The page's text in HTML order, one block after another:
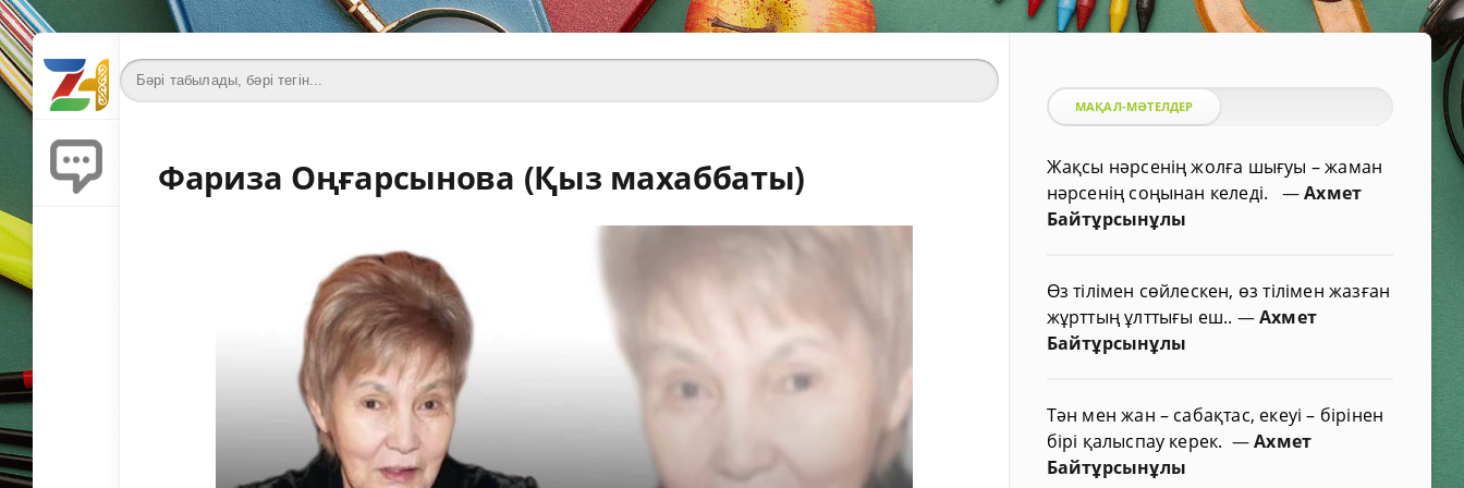
Фариза Оңғарсынова (Қыз махаббаты)
МАҚАЛ-МӘТЕЛДЕР
Жақсы нәрсенің жолға шығуы – жаман
нәрсенің соңынан келеді. —Ахмет
Байтұрсынұлы
Өз тілімен сөйлескен, өз тілімен жазған
жұрттың ұлттығы еш.. —Ахмет
Байтұрсынұлы
Тән мен жан – сабақтас, екеуі – бірінен
бірі қалыспау керек. —Ахмет
Байтұрсынұлы